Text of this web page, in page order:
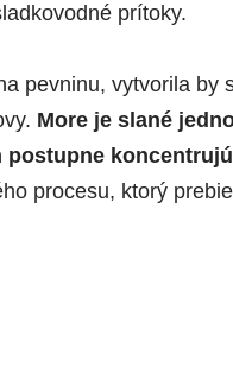
prítoky.
pevninu, vytvorila by
More je slané
postupne
procesu, ktorý